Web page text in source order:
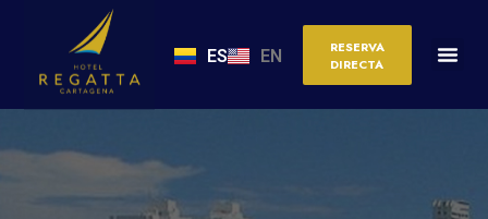
ES EN
RESERVA
DIRECTA